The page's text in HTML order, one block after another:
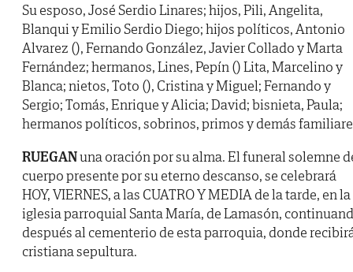
Su esposo, José Serdio Linares; hijos, Pili, Angelita,
Blanqui y Emilio Serdio Diego; hijos políticos, Antonio
Alvarez (), Fernando González, Javier Collado y Marta
Fernández; hermanos, Lines, Pepín () Lita, Marcelino y
Blanca; nietos, Toto (), Cristina y Miguel; Fernando y
Sergio; Tomás, Enrique y Alicia; David; bisnieta, Paula;
hermanos políticos, sobrinos, primos y demás
RUEGANuna oración por su alma. El funeral solemne
cuerpo presente por su eterno descanso, se celebrará
HOY, VIERNES, a las CUATRO Y MEDIA de la tarde, en la
iglesia parroquial Santa María, de Lamasón,
después al cementerio de esta parroquia, donde
cristiana sepultura.